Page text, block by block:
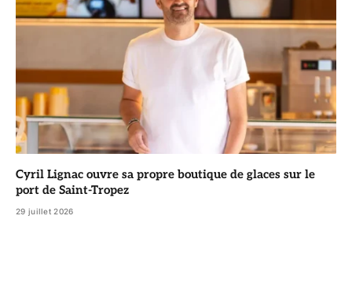
Cyril Lignac ouvre sa propre boutique de glaces sur le
port de Saint-Tropez
29 juillet 2026